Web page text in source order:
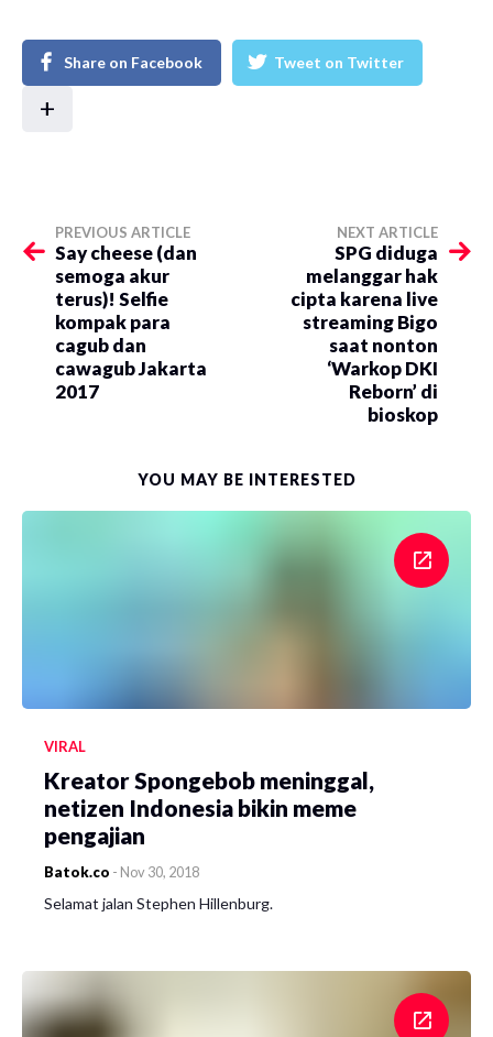
Share on Facebook Tweet on Twitter
+
PREVIOUS ARTICLE
Say cheese (dan
semoga akur
terus)! Selfie
kompak para
cagub dan
cawagub Jakarta
2017
NEXT ARTICLE
SPG diduga
melanggar hak
cipta karena live
streaming Bigo
saat nonton
‘Warkop DKI
Reborn’ di
bioskop
YOU MAY BE INTERESTED
VIRAL
Kreator Spongebob meninggal,
netizen Indonesia bikin meme
pengajian
Batok.co - Nov 30, 2018
Selamat jalan Stephen Hillenburg.